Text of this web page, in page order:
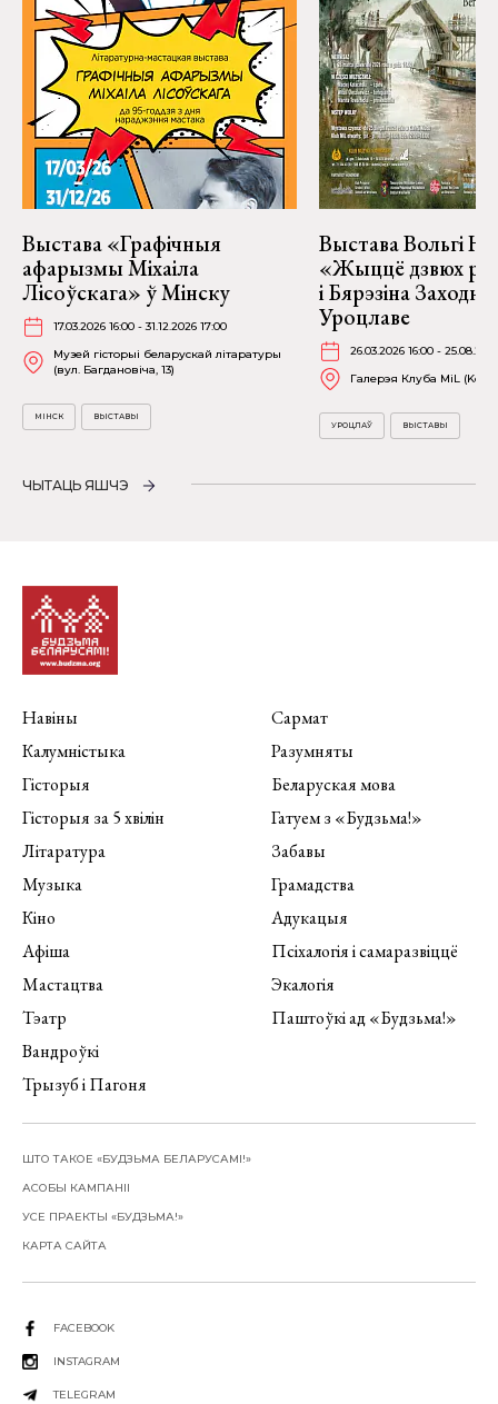
Выстава «Графічныя
афарызмы Міхаіла
Лісоўскага» ў Мінску
17.03.2026 16:00 - 31.12.2026 17:00
Музей гісторыі беларускай літаратуры
(вул. Багдановіча, 13)
МІНСК ВЫСТАВЫ
Выстава Вольгі
«Жыццё дзвюх
і Бярэзіна
Уроцлаве
26.03.2026 16:00 -
Галерэя Клуба MiL
УРОЦЛАЎ ВЫСТАВЫ
ЧЫТАЦЬ ЯШЧЭ
Навіны
Калумністыка
Гісторыя
Гісторыя за 5 хвілін
Літаратура
Музыка
Кіно
Афіша
Мастацтва
Тэатр
Вандроўкі
Трызуб і Пагоня
Сармат
Разумняты
Беларуская мова
Гатуем з «Будзьма!»
Забавы
Грамадства
Адукацыя
Псіхалогія і самаразвіццё
Экалогія
Паштоўкі ад «Будзьма!»
ШТО ТАКОЕ «БУДЗЬМА БЕЛАРУСАМІ!»
АСОБЫ КАМПАНІІ
УСЕ ПРАЕКТЫ «БУДЗЬМА!»
КАРТА САЙТА
FACEBOOK
INSTAGRAM
TELEGRAM